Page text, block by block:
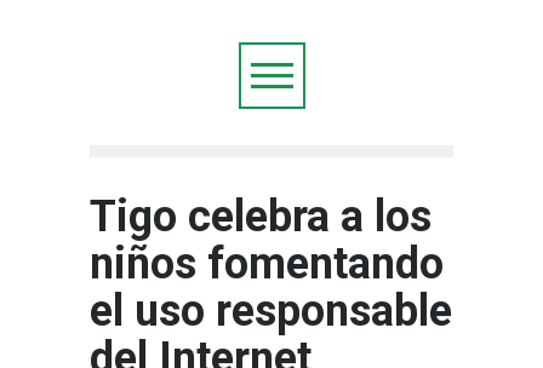
Tigo celebra a los
niños fomentando
el uso responsable